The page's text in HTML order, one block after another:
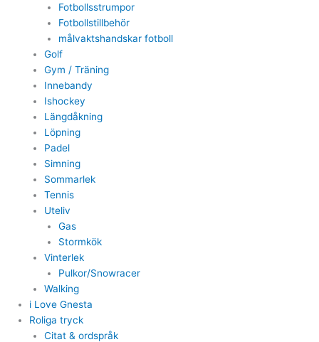
Fotbollsstrumpor
Fotbollstillbehör
målvaktshandskar fotboll
Golf
Gym / Träning
Innebandy
Ishockey
Längdåkning
Löpning
Padel
Simning
Sommarlek
Tennis
Uteliv
Gas
Stormkök
Vinterlek
Pulkor/Snowracer
Walking
i Love Gnesta
Roliga tryck
Citat & ordspråk